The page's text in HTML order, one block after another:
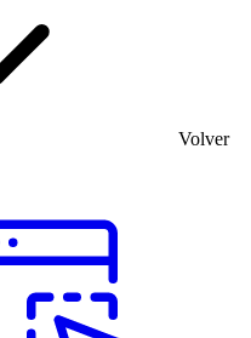
Volver